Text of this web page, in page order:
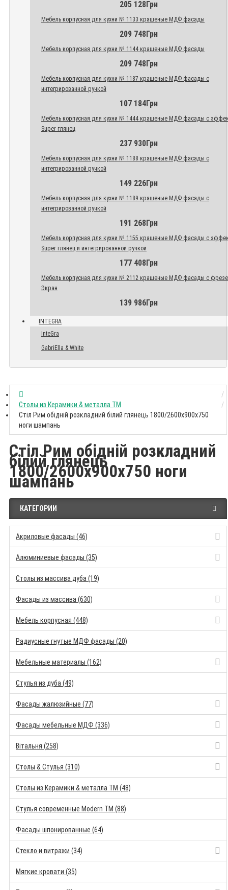
205 128Грн
Мебель корпусная для кухни № 1133 крашеные МДФ фасады
209 748Грн
Мебель корпусная для кухни № 1144 крашеные МДФ фасады
209 748Грн
Мебель корпусная для кухни № 1187 крашеные МДФ фасады с
интегрированной ручкой
107 184Грн
Мебель корпусная для кухни № 1444 крашеные МДФ фасады с
Super глянец
237 930Грн
Мебель корпусная для кухни № 1188 крашеные МДФ фасады с
интегрированной ручкой
149 226Грн
Мебель корпусная для кухни № 1189 крашеные МДФ фасады с
интегрированной ручкой
191 268Грн
Мебель корпусная для кухни № 1155 крашеные МДФ фасады с
Super глянец и интегрированной ручкой
177 408Грн
Мебель корпусная для кухни № 2112 крашеные МДФ фасады с
Экран
139 986Грн
INTEGRA
InteGra
GabriElla & White
Столы из Керамики & металла TM
Стіл Рим обідній розкладний білий глянець 1800/2600x900x750
ноги шампань
Стіл Рим обідній розкладний
білий глянець
1800/2600x900x750 ноги
шампань
КАТЕГОРИИ
Акриловые фасады (46)
Алюминиевые фасады (35)
Столы из массива дуба (19)
Фасады из массива (630)
Мебель корпусная (448)
Радиусные гнутые МДФ фасады (20)
Мебельные материалы (162)
Стулья из дуба (49)
Фасады жалюзийные (77)
Фасады мебельные МДФ (336)
Вітальня (258)
Столы & Стулья (310)
Столы из Керамики & металла TM (48)
Стулья современные Modern TM (88)
Фасады шпонированные (64)
Стекло и витражи (34)
Мягкие кровати (35)